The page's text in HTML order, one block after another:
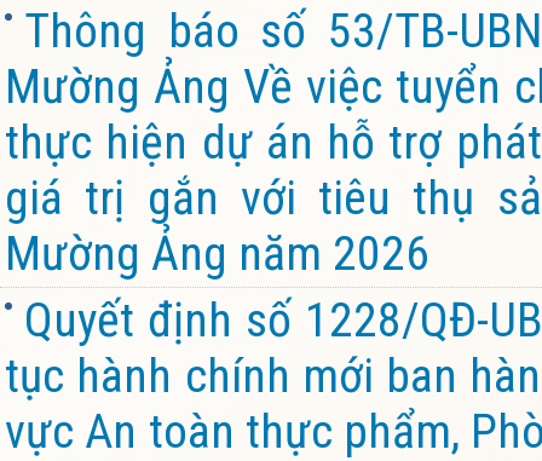
Thông báo số 53/TB-
Mường Ảng Về việc tuyển
thực hiện dự án hỗ trợ
giá trị gắn với tiêu thụ
Mường Ảng năm 2026
Quyết định số 1228/QĐ-
tục hành chính mới ban
vực An toàn thực phẩm,